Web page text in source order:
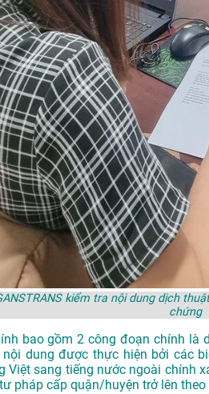
kiểm tra nội dung dịch
chứng
bao gồm 2 công đoạn chính
dung được thực hiện bởi các
Việt sang tiếng nước ngoài chính
pháp cấp quận/huyện trở lên